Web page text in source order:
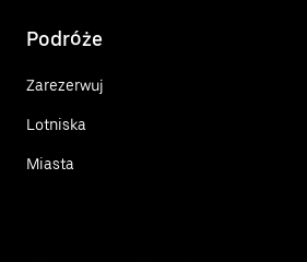
Podróże
Zarezerwuj
Lotniska
Miasta